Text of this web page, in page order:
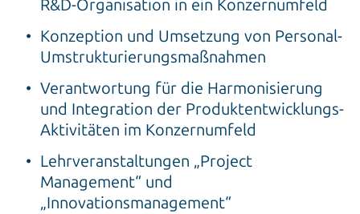
R&D-Organisation in ein Konzernumfeld
Konzeption und Umsetzung von Personal-
Umstrukturierungsmaßnahmen
Verantwortung für die Harmonisierung
und Integration der Produktentwicklungs-
Aktivitäten im Konzernumfeld
Lehrveranstaltungen „Project
Management“ und
„Innovationsmanagement“